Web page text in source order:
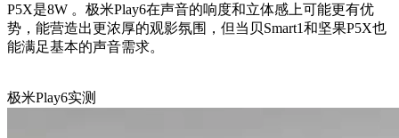
P5X是8W 。极米Play6在声音的响度和立体感上可能更有优
势，能营造出更浓厚的观影氛围，但当贝Smart1和坚果P5X也
能满足基本的声音需求。
极米Play6实测